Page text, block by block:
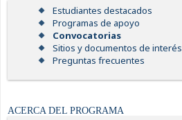
Estudiantes destacados
Programas de apoyo
Convocatorias
Sitios y documentos de interés
Preguntas frecuentes
ACERCA DEL PROGRAMA